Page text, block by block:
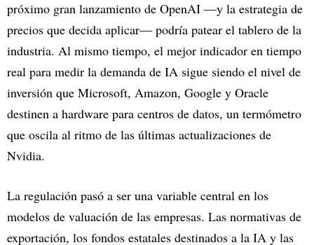
próximo gran lanzamiento de OpenAI —y la estrategia de
precios que decida aplicar— podría patear el tablero de la
industria. Al mismo tiempo, el mejor indicador en tiempo
real para medir la demanda de IA sigue siendo el nivel de
inversión que Microsoft, Amazon, Google y Oracle
destinen a hardware para centros de datos, un termómetro
que oscila al ritmo de las últimas actualizaciones de
Nvidia.
La regulación pasó a ser una variable central en los
modelos de valuación de las empresas. Las normativas de
exportación, los fondos estatales destinados a la IA y las